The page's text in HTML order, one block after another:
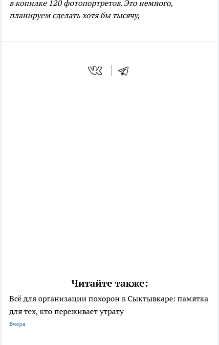
в копилке 120 фотопортретов. Это немного,
планируем сделать хотя бы тысячу,
Читайте также:
Всё для организации похорон в Сыктывкаре: памятка
для тех, кто переживает утрату
Вчера